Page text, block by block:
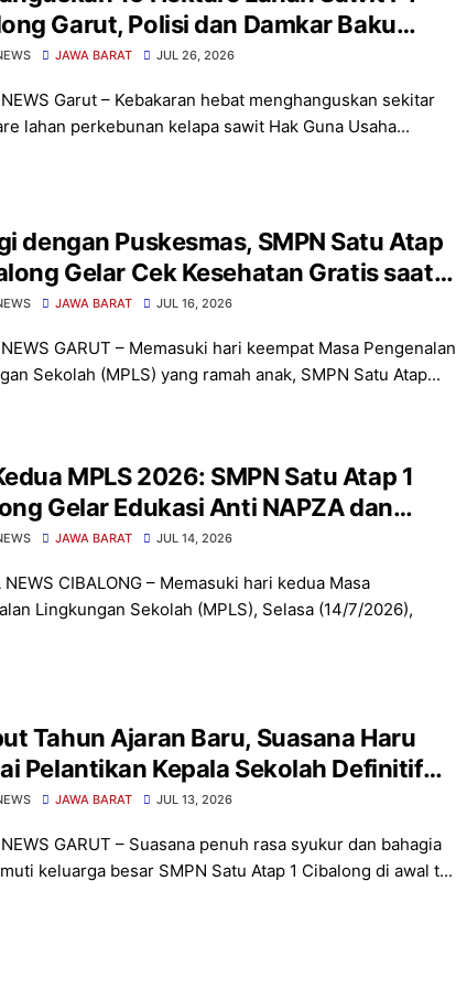
Garut, Polisi dan Damkar Baku
Padamkan Jago Merah
JAWA BARAT JUL 26, 2026
NEWS Garut – Kebakaran hebat menghanguskan sekitar
lahan perkebunan kelapa sawit Hak Guna Usaha...
dengan Puskesmas, SMPN Satu Atap
Gelar Cek Kesehatan Gratis saat
JAWA BARAT JUL 16, 2026
NEWS GARUT – Memasuki hari keempat Masa Pengenalan
Sekolah (MPLS) yang ramah anak, SMPN Satu Atap...
MPLS 2026: SMPN Satu Atap 1
Gelar Edukasi Anti NAPZA dan
bersama Polsek Cibalong
JAWA BARAT JUL 14, 2026
NEWS CIBALONG – Memasuki hari kedua Masa
Lingkungan Sekolah (MPLS), Selasa (14/7/2026),
Tahun Ajaran Baru, Suasana Haru
Pelantikan Kepala Sekolah Definitif
Satu Atap 1 Cibalong
JAWA BARAT JUL 13, 2026
NEWS GARUT – Suasana penuh rasa syukur dan bahagia
keluarga besar SMPN Satu Atap 1 Cibalong di awal t...